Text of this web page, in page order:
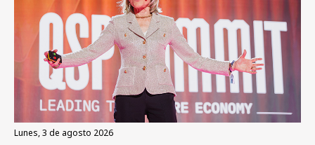
lunes, 3 de agosto 2026